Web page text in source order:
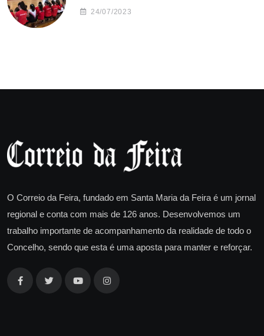
24/07/2023
O Correio da Feira, fundado em Santa Maria da Feira é um jornal
regional e conta com mais de 126 anos. Desenvolvemos um
trabalho importante de acompanhamento da realidade de todo o
Concelho, sendo que esta é uma aposta para manter e reforçar.